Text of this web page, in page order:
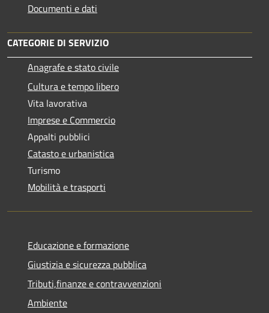
Documenti e dati
CATEGORIE DI SERVIZIO
Anagrafe e stato civile
Cultura e tempo libero
Vita lavorativa
Imprese e Commercio
Appalti pubblici
Catasto e urbanistica
Turismo
Mobilità e trasporti
Educazione e formazione
Giustizia e sicurezza pubblica
Tributi,finanze e contravvenzioni
Ambiente